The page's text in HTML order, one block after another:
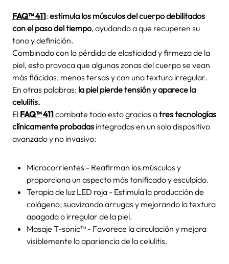
FAQ™ 411: estimula los músculos del cuerpo debilitados
con el paso del tiempo, ayudando a que recuperen su
tono y definición.
Combinado con la pérdida de elasticidad y firmeza de la
piel, esto provoca que algunas zonas del cuerpo se vean
más flácidas, menos tersas y con una textura irregular.
En otras palabras: la piel pierde tensión y aparece la
celulitis.
El FAQ™ 411combate todo esto gracias atres tecnologías
clínicamente probadas integradas en un solo dispositivo
avanzado y no invasivo:
Microcorrientes - Reafirman los músculos y
proporciona un aspecto más tonificado y esculpido.
Terapia de luz LED roja - Estimula la producción de
colágeno, suavizando arrugas y mejorando la textura
apagada o irregular de la piel.
Masaje T-sonic™ - Favorece la circulación y mejora
visiblemente la apariencia de la celulitis.